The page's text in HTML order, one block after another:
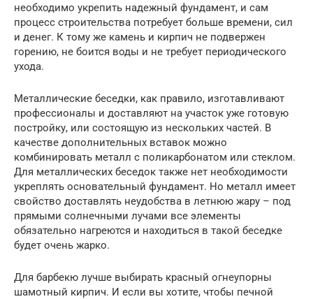
необходимо укрепить надежный фундамент, и сам
процесс строительства потребует больше времени, сил
и денег. К тому же камень и кирпич не подвержен
горению, не боится воды и не требует периодического
ухода.
Металлические беседки, как правило, изготавливают
профессионалы и доставляют на участок уже готовую
постройку, или состоящую из нескольких частей. В
качестве дополнительных вставок можно
комбинировать металл с поликарбонатом или стеклом.
Для металлических беседок также нет необходимости
укреплять основательный фундамент. Но металл имеет
свойство доставлять неудобства в летнюю жару – под
прямыми солнечными лучами все элементы
обязательно нагреются и находиться в такой беседке
будет очень жарко.
Для барбекю лучше выбирать красный огнеупорны
шамотный кирпич. И если вы хотите, чтобы печной